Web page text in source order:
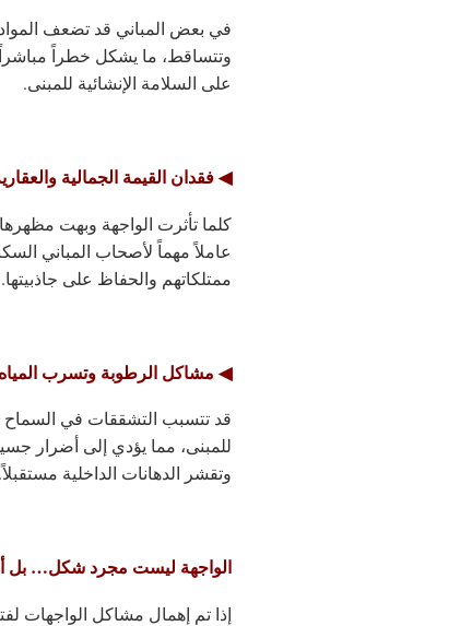
في بعض المباني قد تضعف المواد
وتتساقط، ما يشكل خطراً مباشراً
على السلامة الإنشائية للمبنى.
◀ فقدان القيمة الجمالية
كلما تأثرت الواجهة وبهت
عاملاً مهماً لأصحاب المباني
ممتلكاتهم والحفاظ على جاذبيتها.
◀ مشاكل الرطوبة وتسرب المياه
قد تتسبب التشققات في السماح
للمبنى، مما يؤدي إلى أضرار
وتقشر الدهانات الداخلية مستقبلاً.
الواجهة ليست مجرد شكل… بل
إذا تم إهمال مشاكل الواجهات